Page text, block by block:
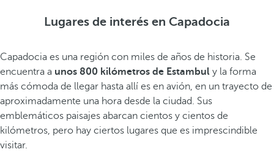
Lugares de interés en Capadocia
Capadocia es una región con miles de años de historia. Se
encuentra a unos 800 kilómetros de Estambul y la forma
más cómoda de llegar hasta allí es en avión, en un trayecto de
aproximadamente una hora desde la ciudad. Sus
emblemáticos paisajes abarcan cientos y cientos de
kilómetros, pero hay ciertos lugares que es imprescindible
visitar.